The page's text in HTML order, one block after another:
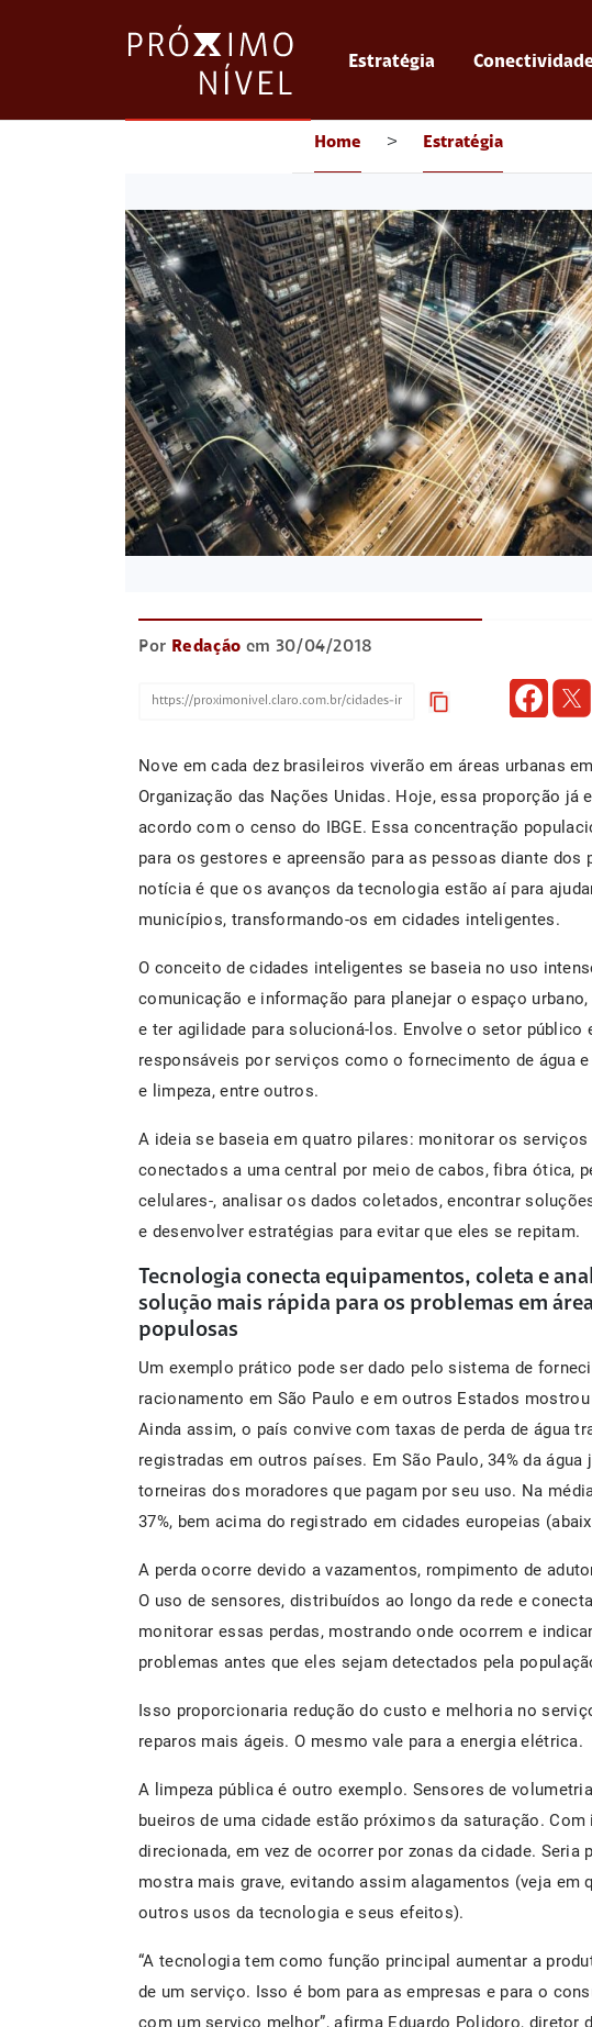
Estratégia
Home > Estratégia
Por Redação em 30/04/2018
content_copy
Nove em cada dez brasileiros viverão em áreas urbanas
Organização das Nações Unidas. Hoje, essa proporção já
acordo com o censo do IBGE. Essa concentração
para os gestores e apreensão para as pessoas diante dos
notícia é que os avanços da tecnologia estão aí para
municípios, transformando-os em cidades inteligentes.
O conceito de cidades inteligentes se baseia no uso
comunicação e informação para planejar o espaço
e ter agilidade para solucioná-los. Envolve o setor público
responsáveis por serviços como o fornecimento de água
e limpeza, entre outros.
A ideia se baseia em quatro pilares: monitorar os
conectados a uma central por meio de cabos, fibra ótica,
celulares-, analisar os dados coletados, encontrar
e desenvolver estratégias para evitar que eles se repitam.
Tecnologia conecta equipamentos, coleta e
solução mais rápida para os problemas em
populosas
Um exemplo prático pode ser dado pelo sistema de
racionamento em São Paulo e em outros Estados
Ainda assim, o país convive com taxas de perda de água
registradas em outros países. Em São Paulo, 34% da água
torneiras dos moradores que pagam por seu uso. Na
37%, bem acima do registrado em cidades europeias
A perda ocorre devido a vazamentos, rompimento de
O uso de sensores, distribuídos ao longo da rede e
monitorar essas perdas, mostrando onde ocorrem e
problemas antes que eles sejam detectados pela
Isso proporcionaria redução do custo e melhoria no
reparos mais ágeis. O mesmo vale para a energia elétrica.
A limpeza pública é outro exemplo. Sensores de
bueiros de uma cidade estão próximos da saturação.
direcionada, em vez de ocorrer por zonas da cidade. Seria
mostra mais grave, evitando assim alagamentos (veja em
outros usos da tecnologia e seus efeitos).
“A tecnologia tem como função principal aumentar a
de um serviço. Isso é bom para as empresas e para o
com um serviço melhor”, afirma Eduardo Polidoro, diretor